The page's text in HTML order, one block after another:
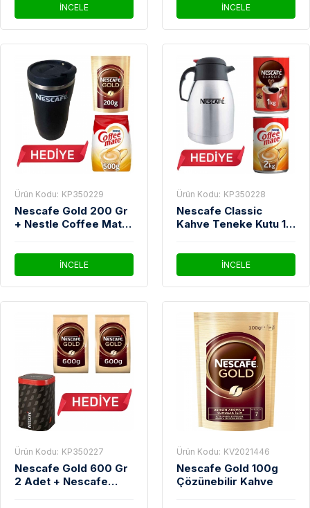
İNCELE İNCELE
Ürün Kodu: KP350229
Nescafe Gold 200 Gr
+ Nestle Coffee Mate
Gr Alana Thermo mug
Termos Hediye
İNCELE
Ürün Kodu: KP350228
Nescafe Classic
Kahve Teneke Kutu 1
Mate Kahve Kreması
2 Kg Alana Nescafe
Çelik Termos 1,2 Lt
Tekli Hediye
İNCELE
Ürün Kodu: KP350227
Nescafe Gold 600 Gr
2 Adet + Nescafe
Ürün Kodu: KV2021446
Nescafe Gold 100g
Çözünebilir Kahve